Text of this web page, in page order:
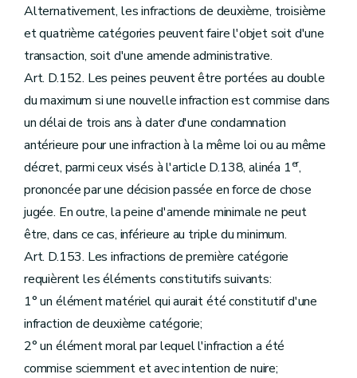
Alternativement, les infractions de deuxième, troisième
et quatrième catégories peuvent faire l'objet soit d'une
transaction, soit d'une amende administrative.
Art. D.152. Les peines peuvent être portées au double
du maximum si une nouvelle infraction est commise dans
un délai de trois ans à dater d'une condamnation
antérieure pour une infraction à la même loi ou au même
décret, parmi ceux visés à l'article D.138, alinéa 1er,
prononcée par une décision passée en force de chose
jugée. En outre, la peine d'amende minimale ne peut
être, dans ce cas, inférieure au triple du minimum.
Art. D.153. Les infractions de première catégorie
requièrent les éléments constitutifs suivants:
1° un élément matériel qui aurait été constitutif d'une
infraction de deuxième catégorie;
2° un élément moral par lequel l'infraction a été
commise sciemment et avec intention de nuire;